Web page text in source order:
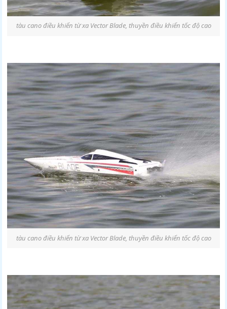
tàu cano điều khiển từ xa Vector Blade, thuyền điều khiển tốc độ cao
tàu cano điều khiển từ xa Vector Blade, thuyền điều khiển tốc độ cao